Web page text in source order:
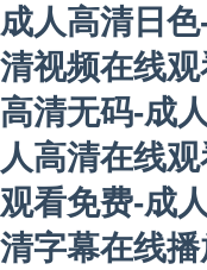
成人高清日
清视频在线
高清无码-成
人高清在线
观看免费-成
清字幕在线播